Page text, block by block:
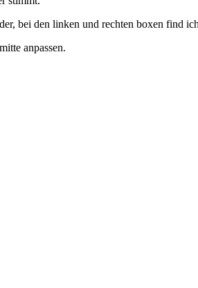
bei den linken und rechten boxen find
anpassen.